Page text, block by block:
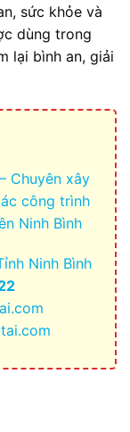
sức khỏe và
dùng trong
lại bình an, giải
Chuyên xây
công trình
Ninh Bình
Ninh Bình